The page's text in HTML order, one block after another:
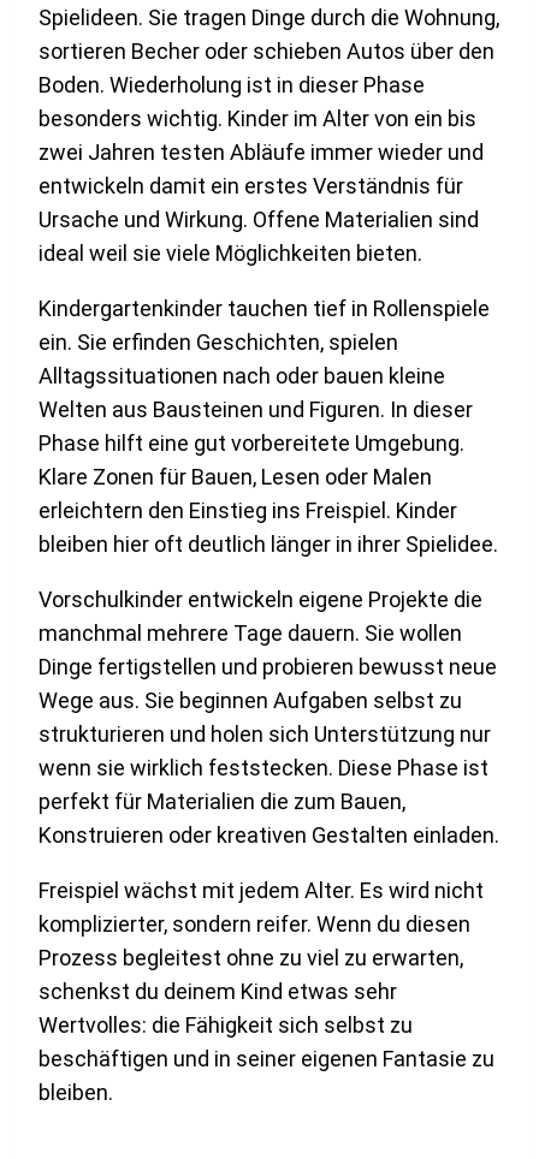
Spielideen. Sie tragen Dinge durch die Wohnung,
sortieren Becher oder schieben Autos über den
Boden. Wiederholung ist in dieser Phase
besonders wichtig. Kinder im Alter von ein bis
zwei Jahren testen Abläufe immer wieder und
entwickeln damit ein erstes Verständnis für
Ursache und Wirkung. Offene Materialien sind
ideal weil sie viele Möglichkeiten bieten.
Kindergartenkinder tauchen tief in Rollenspiele
ein. Sie erfinden Geschichten, spielen
Alltagssituationen nach oder bauen kleine
Welten aus Bausteinen und Figuren. In dieser
Phase hilft eine gut vorbereitete Umgebung.
Klare Zonen für Bauen, Lesen oder Malen
erleichtern den Einstieg ins Freispiel. Kinder
bleiben hier oft deutlich länger in ihrer Spielidee.
Vorschulkinder entwickeln eigene Projekte die
manchmal mehrere Tage dauern. Sie wollen
Dinge fertigstellen und probieren bewusst neue
Wege aus. Sie beginnen Aufgaben selbst zu
strukturieren und holen sich Unterstützung nur
wenn sie wirklich feststecken. Diese Phase ist
perfekt für Materialien die zum Bauen,
Konstruieren oder kreativen Gestalten einladen.
Freispiel wächst mit jedem Alter. Es wird nicht
komplizierter, sondern reifer. Wenn du diesen
Prozess begleitest ohne zu viel zu erwarten,
schenkst du deinem Kind etwas sehr
Wertvolles: die Fähigkeit sich selbst zu
beschäftigen und in seiner eigenen Fantasie zu
bleiben.